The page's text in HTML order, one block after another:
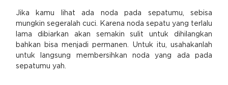
Jika kamu lihat ada noda pada sepatumu, sebisa
mungkin segeralah cuci. Karena noda sepatu yang terlalu
lama dibiarkan akan semakin sulit untuk dihilangkan
bahkan bisa menjadi permanen. Untuk itu, usahakanlah
untuk langsung membersihkan noda yang ada pada
sepatumu yah.